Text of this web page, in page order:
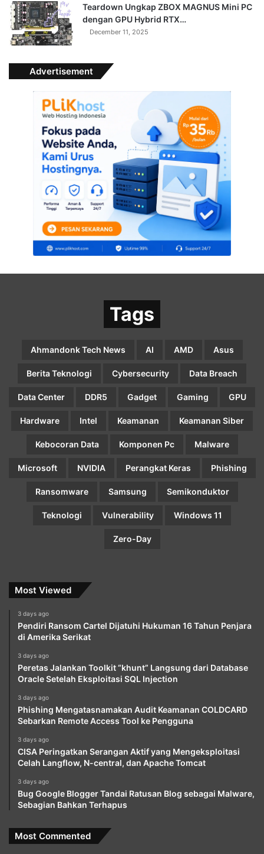
Teardown Ungkap ZBOX MAGNUS Mini PC
dengan GPU Hybrid RTX…
December 11, 2025
Advertisement
Tags
Ahmandonk Tech News AI AMD Asus
Berita Teknologi Cybersecurity Data Breach
Data Center DDR5 Gadget Gaming GPU
Hardware Intel Keamanan Keamanan Siber
Kebocoran Data Komponen Pc Malware
Microsoft NVIDIA Perangkat Keras Phishing
Ransomware Samsung Semikonduktor
Teknologi Vulnerability Windows 11
Zero-Day
Most Viewed
3 days ago
Pendiri Ransom Cartel Dijatuhi Hukuman 16 Tahun Penjara
di Amerika Serikat
3 days ago
Peretas Jalankan Toolkit “khunt” Langsung dari Database
Oracle Setelah Eksploitasi SQL Injection
3 days ago
Phishing Mengatasnamakan Audit Keamanan COLDCARD
Sebarkan Remote Access Tool ke Pengguna
3 days ago
CISA Peringatkan Serangan Aktif yang Mengeksploitasi
Celah Langflow, N-central, dan Apache Tomcat
3 days ago
Bug Google Blogger Tandai Ratusan Blog sebagai Malware,
Sebagian Bahkan Terhapus
Most Commented